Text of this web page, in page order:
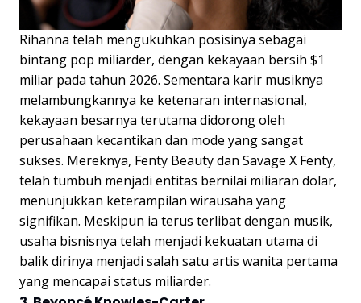
Rihanna telah mengukuhkan posisinya sebagai
bintang pop miliarder, dengan kekayaan bersih $1
miliar pada tahun 2026. Sementara karir musiknya
melambungkannya ke ketenaran internasional,
kekayaan besarnya terutama didorong oleh
perusahaan kecantikan dan mode yang sangat
sukses. Mereknya, Fenty Beauty dan Savage X Fenty,
telah tumbuh menjadi entitas bernilai miliaran dolar,
menunjukkan keterampilan wirausaha yang
signifikan. Meskipun ia terus terlibat dengan musik,
usaha bisnisnya telah menjadi kekuatan utama di
balik dirinya menjadi salah satu artis wanita pertama
yang mencapai status miliarder.